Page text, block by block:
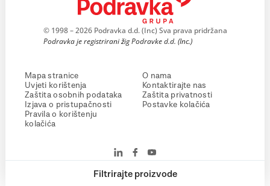
Filtrirajte proizvode
© 1998 – 2026 Podravka d.d. (Inc) Sva prava pridržana
Podravka je registrirani žig Podravke d.d. (Inc.)
Mapa stranice
Uvjeti korištenja
Zaštita osobnih podataka
Izjava o pristupačnosti
Pravila o korištenju
kolačića
O nama
Kontaktirajte nas
Zaštita privatnosti
Postavke kolačića